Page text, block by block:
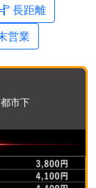
長距離
営業
市下